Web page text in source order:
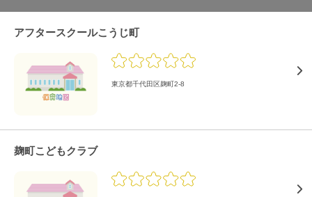
アフタースクールこうじ町
東京都千代田区麹町2-8
麹町こどもクラブ